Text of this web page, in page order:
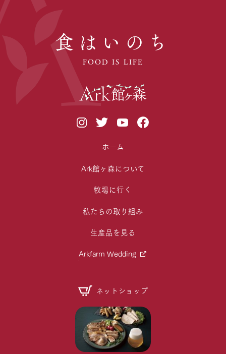
食はいのち
FOOD IS LIFE
ホーム
Ark館ヶ森について
牧場に行く
私たちの取り組み
生産品を見る
Arkfarm Wedding
ネットショップ